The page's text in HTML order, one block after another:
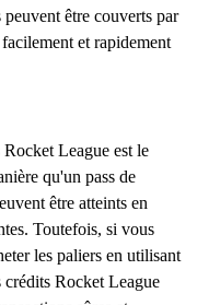
être couverts par
et rapidement
League est le
qu'un pass de
être atteints en
Toutefois, si vous
les paliers en utilisant
crédits Rocket League